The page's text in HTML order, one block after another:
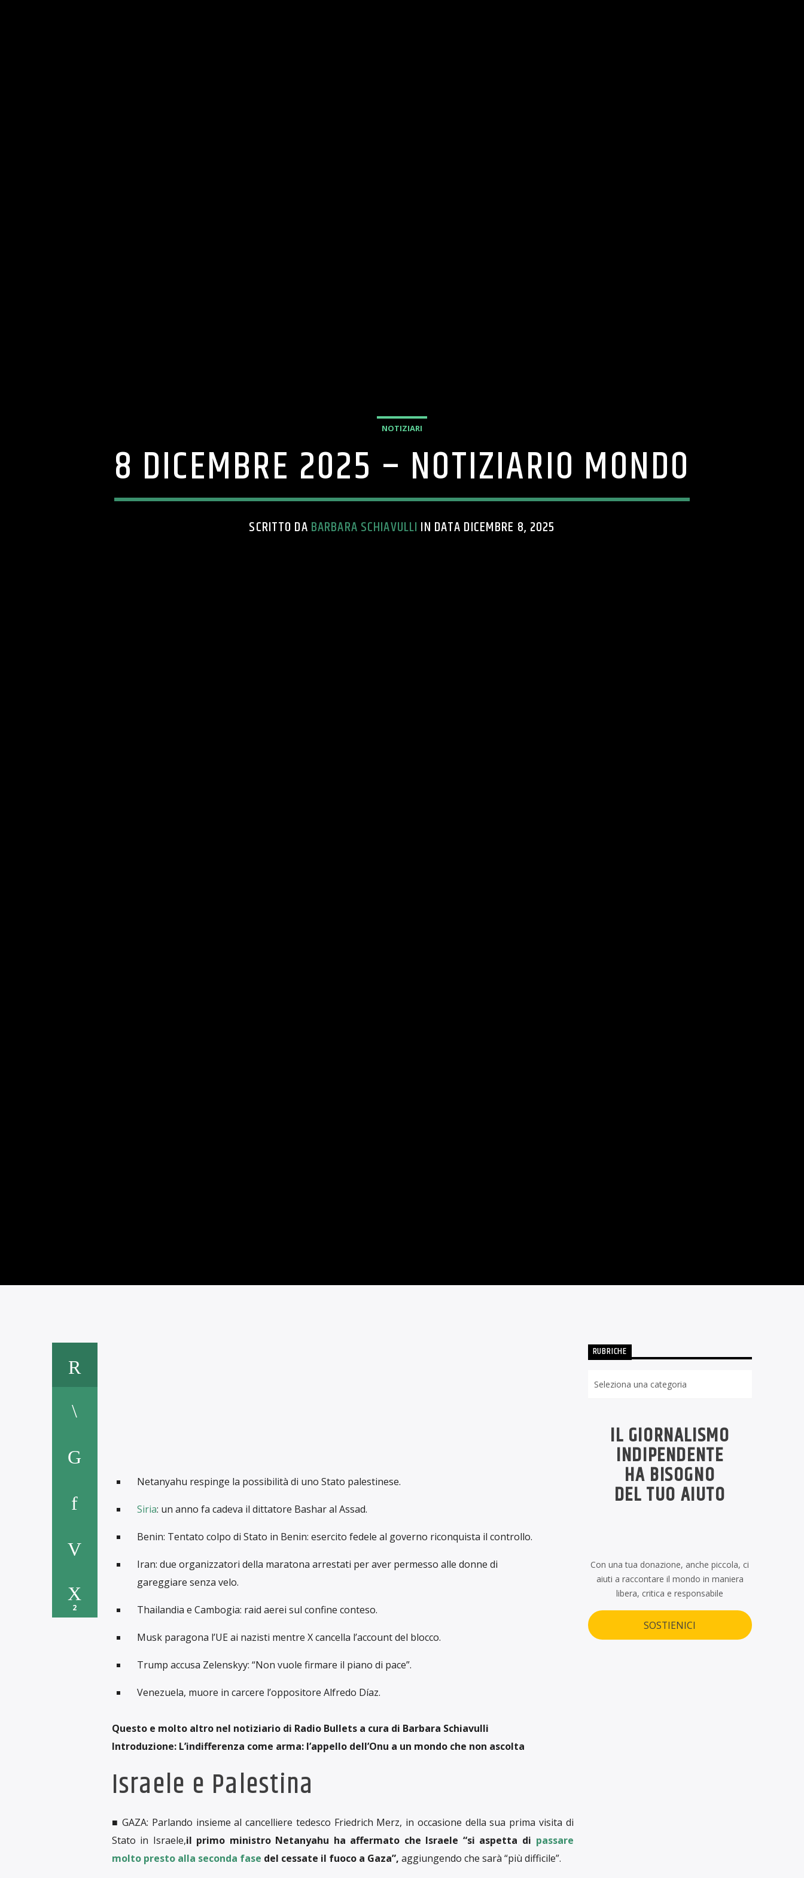
NOTIZIARI
8 DICEMBRE 2025 – NOTIZIARIO MONDO
SCRITTO DA BARBARA SCHIAVULLI IN DATA DICEMBRE 8, 2025
2
Netanyahu respinge la possibilità di uno Stato palestinese.
Siria: un anno fa cadeva il dittatore Bashar al Assad.
Benin: Tentato colpo di Stato in Benin: esercito fedele al governo riconquista il controllo.
Iran: due organizzatori della maratona arrestati per aver permesso alle donne di
gareggiare senza velo.
Thailandia e Cambogia: raid aerei sul confine conteso.
Musk paragona l’UE ai nazisti mentre X cancella l’account del blocco.
Trump accusa Zelenskyy: “Non vuole firmare il piano di pace”.
Venezuela, muore in carcere l’oppositore Alfredo Díaz.
Questo e molto altro nel notiziario di Radio Bullets a cura di Barbara Schiavulli
Introduzione: L’indifferenza come arma: l’appello dell’Onu a un mondo che non ascolta
Israele e Palestina
■ GAZA: Parlando insieme al cancelliere tedesco Friedrich Merz, in occasione della sua prima visita di
Stato in Israele,il primo ministro Netanyahu ha affermato che Israele “si aspetta di passare
molto presto alla seconda fase del cessate il fuoco a Gaza”, aggiungendo che sarà “più difficile”.
RUBRICHE
IL GIORNALISMO
INDIPENDENTE
HA BISOGNO
DEL TUO AIUTO
Con una tua donazione, anche piccola, ci
aiuti a raccontare il mondo in maniera
libera, critica e responsabile
SOSTIENICI